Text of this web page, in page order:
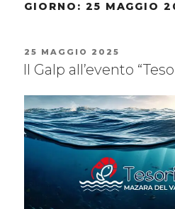
GIORNO: 25 MAGGIO
25 MAGGIO 2025
Il Galp all’evento